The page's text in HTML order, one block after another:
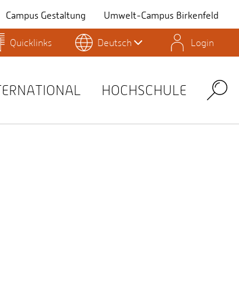
Campus Gestaltung Umwelt-Campus Birkenfeld
Personensuche
Stud.IP
Quicklinks Deutsch Login
HOCHSCHULE Search